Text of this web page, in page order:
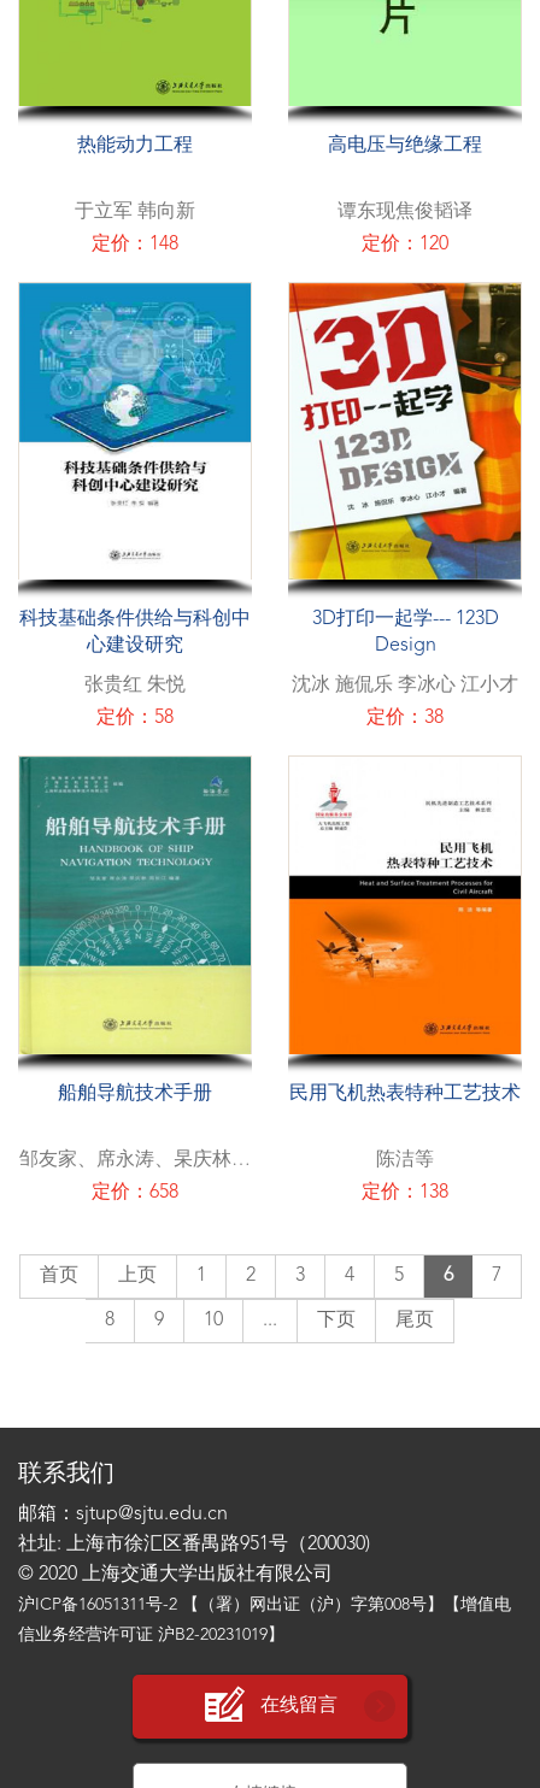
热能动力工程
于立军 韩向新
定价：148
高电压与绝缘工程
谭东现焦俊韬译
定价：120
科技基础条件供给与科创中
心建设研究
张贵红 朱悦
定价：58
3D打印一起学--- 123D
Design
沈冰 施侃乐 李冰心 江小才
定价：38
船舶导航技术手册
邹友家、席永涛、杲庆林、
周长江
定价：658
民用飞机热表特种工艺技术
陈洁等
定价：138
首页 上页 1 2 3 4 5 6 7
8 9 10 ... 下页 尾页
联系我们
邮箱：sjtup@sjtu.edu.cn
社址: 上海市徐汇区番禺路951号（200030)
© 2020 上海交通大学出版社有限公司
沪ICP备16051311号-2 【（署）网出证（沪）字第008号】【增值电
信业务经营许可证 沪B2-20231019】
在线留言